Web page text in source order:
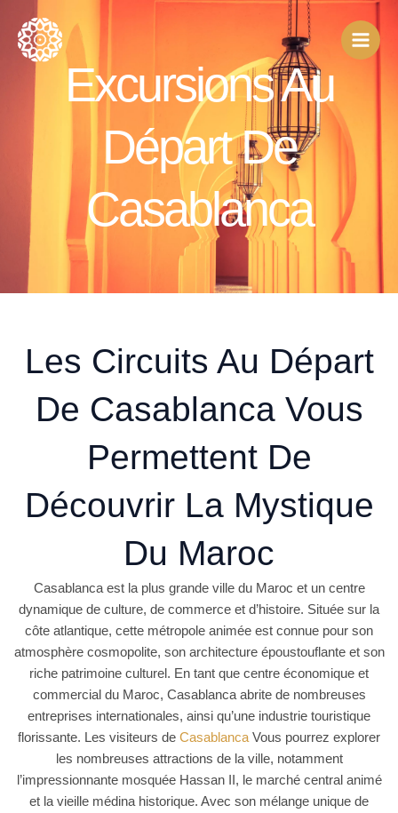
contenu
Excursions Au
Départ De
Casablanca
Les Circuits Au Départ
De Casablanca Vous
Permettent De
Découvrir La Mystique
Du Maroc
Casablanca est la plus grande ville du Maroc et un centre
dynamique de culture, de commerce et d’histoire. Située sur la
côte atlantique, cette métropole animée est connue pour son
atmosphère cosmopolite, son architecture époustouflante et son
riche patrimoine culturel. En tant que centre économique et
commercial du Maroc, Casablanca abrite de nombreuses
entreprises internationales, ainsi qu’une industrie touristique
florissante. Les visiteurs de Casablanca Vous pourrez explorer
les nombreuses attractions de la ville, notamment
l’impressionnante mosquée Hassan II, le marché central animé
et la vieille médina historique. Avec son mélange unique de